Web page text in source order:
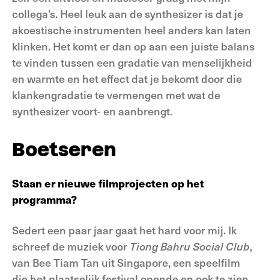
collega’s. Heel leuk aan de synthesizer is dat je
akoestische instrumenten heel anders kan laten
klinken. Het komt er dan op aan een juiste balans
te vinden tussen een gradatie van menselijkheid
en warmte en het effect dat je bekomt door die
klankengradatie te vermengen met wat de
synthesizer voort- en aanbrengt.
Boetseren
Staan er nieuwe filmprojecten op het
programma?
Sedert een paar jaar gaat het hard voor mij. Ik
schreef de muziek voor Tiong Bahru Social Club,
van Bee Tiam Tan uit Singapore, een speelfilm